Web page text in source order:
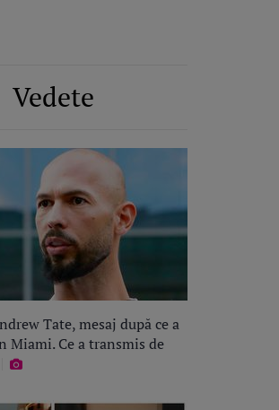
Vedete
Tate, mesaj după ce a
Miami. Ce a transmis de